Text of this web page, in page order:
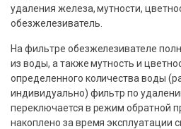
удаления железа, мутности,
обезжелезиватель.
На фильтре обезжелезивателе
из воды, а также мутность и
определенного количества воды
индивидуально) фильтр по
переключается в режим обратной
накоплено за время эксплуатации